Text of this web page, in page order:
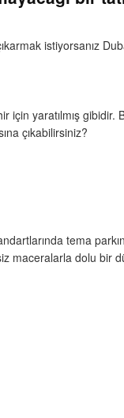
istiyorsanız
yaratılmış
çıkabilirsiniz?
tema
maceralarla dolu